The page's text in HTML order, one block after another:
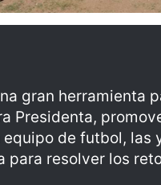
gran herramienta
Presidenta,
de futbol, las
para resolver los